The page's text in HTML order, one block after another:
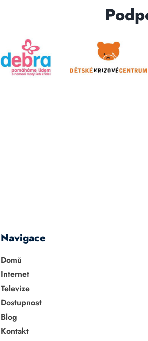
Navigace
Domů
Internet
Televize
Dostupnost
Blog
Kontakt